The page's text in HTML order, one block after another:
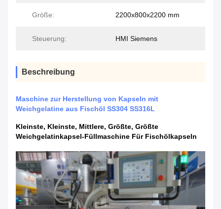
Größe: 2200x800x2200 mm
Steuerung: HMI Siemens
Beschreibung
Maschine zur Herstellung von Kapseln mit
Weichgelatine aus Fischöl SS304 SS316L
Kleinste, Kleinste, Mittlere, Größte, Größte
Weichgelatinkapsel-Füllmaschine Für Fischölkapseln